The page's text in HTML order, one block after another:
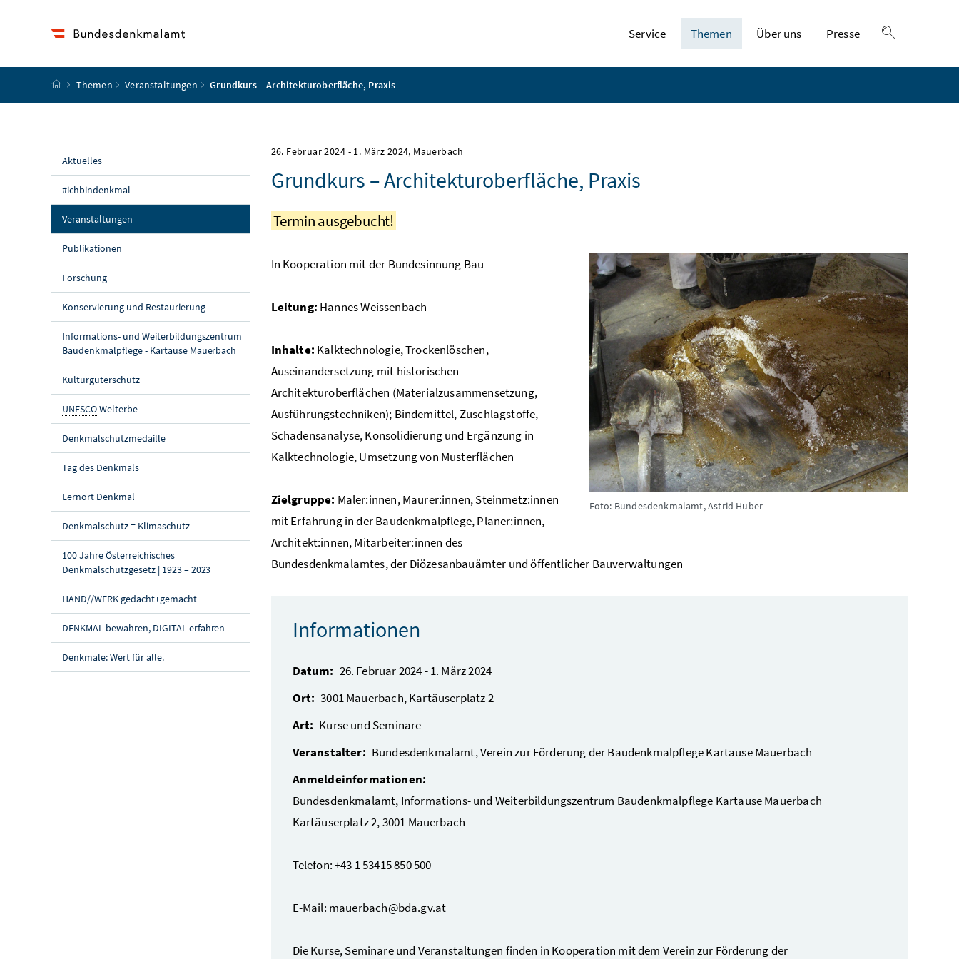
Service Themen Über uns
Presse
Startseite
Themen Veranstaltungen Grundkurs – Architekturoberfläche, Praxis
Aktuelles
#ichbindenkmal
Veranstaltungen(aktuelle Seite)
Publikationen
Forschung
Konservierung und Restaurierung
Informations- und Weiterbildungszentrum
Baudenkmalpflege - Kartause Mauerbach
Kulturgüterschutz
UNESCOWelterbe
Denkmalschutzmedaille
Tag des Denkmals
Lernort Denkmal
Denkmalschutz = Klimaschutz
100 Jahre Österreichisches
Denkmalschutzgesetz | 1923 – 2023
HAND//WERK gedacht+gemacht
DENKMAL bewahren, DIGITAL erfahren
Denkmale: Wert für alle.
26. Februar 2024 - 1. März 2024, Mauerbach
Grundkurs – Architekturoberfläche, Praxis
Termin ausgebucht!
Foto: Bundesdenkmalamt, Astrid Huber
In Kooperation mit der Bundesinnung Bau
Leitung: Hannes Weissenbach
Inhalte: Kalktechnologie, Trockenlöschen,
Auseinandersetzung mit historischen
Architekturoberflächen (Materialzusammensetzung,
Ausführungstechniken); Bindemittel, Zuschlagstoffe,
Schadensanalyse, Konsolidierung und Ergänzung in
Kalktechnologie, Umsetzung von Musterflächen
Zielgruppe: Maler:innen, Maurer:innen, Steinmetz:innen
mit Erfahrung in der Baudenkmalpflege, Planer:innen,
Architekt:innen, Mitarbeiter:innen des
Bundesdenkmalamtes, der Diözesanbauämter und öffentlicher Bauverwaltungen
Informationen
Datum: 26. Februar 2024-1. März 2024
Ort: 3001Mauerbach,Kartäuserplatz 2
Art: Kurse und Seminare
Veranstalter: Bundesdenkmalamt, Verein zur Förderung der Baudenkmalpflege Kartause Mauerbach
Anmeldeinformationen:
Bundesdenkmalamt, Informations- und Weiterbildungszentrum Baudenkmalpflege Kartause Mauerbach
Kartäuserplatz 2, 3001 Mauerbach
Telefon: +43 1 53415 850 500
E-Mail: mauerbach@bda.gv.at
Die Kurse, Seminare und Veranstaltungen finden in Kooperation mit dem Verein zur Förderung der